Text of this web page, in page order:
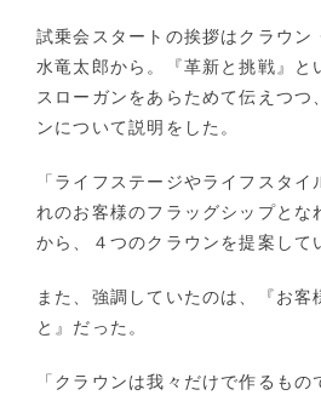
試乗会スタートの挨拶はクラウン
水竜太郎から。『革新と挑戦』と
スローガンをあらためて伝えつつ
ンについて説明をした。
「ライフステージやライフスタ
れのお客様のフラッグシップとな
から、４つのクラウンを提案して
また、強調していたのは、『お客
と』だった。
「クラウンは我々だけで作るも